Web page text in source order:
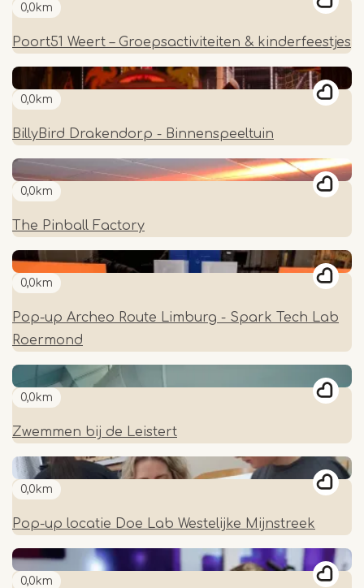
0,0km
Poort51 Weert – Groepsactiviteiten & kinderfeestjes
0,0km
BillyBird Drakendorp - Binnenspeeltuin
0,0km
The Pinball Factory
0,0km
Pop-up Archeo Route Limburg - Spark Tech Lab
Roermond
0,0km
Zwemmen bij de Leistert
0,0km
Pop-up locatie Doe Lab Westelijke Mijnstreek
0,0km